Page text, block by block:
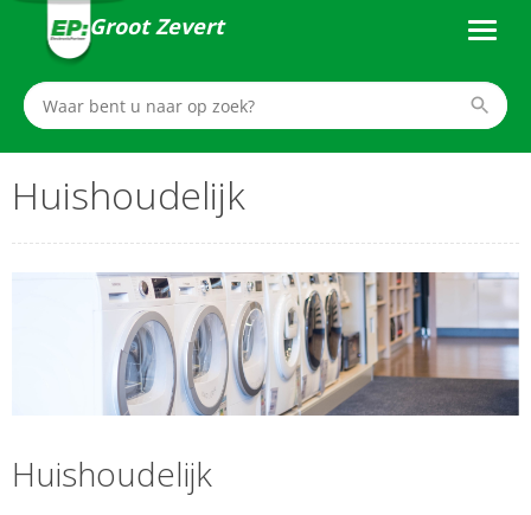
Groot Zevert
Huishoudelijk
Huishoudelijk